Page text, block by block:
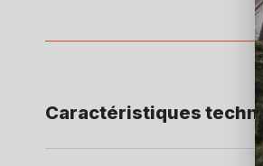
Caractéristiques